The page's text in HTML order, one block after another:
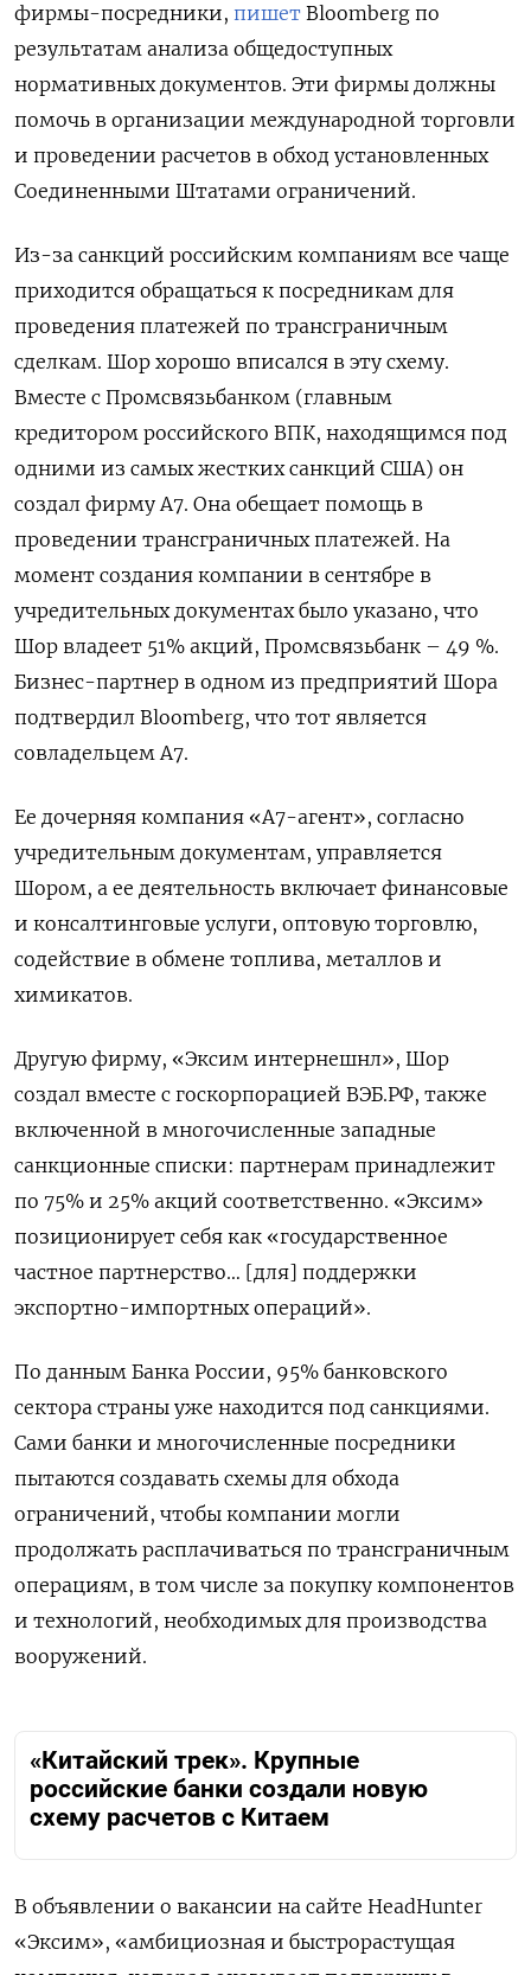
фирмы-посредники, пишет Bloomberg по
результатам анализа общедоступных
нормативных документов. Эти фирмы должны
помочь в организации международной торговли
и проведении расчетов в обход установленных
Соединенными Штатами ограничений.
Из-за санкций российским компаниям все чаще
приходится обращаться к посредникам для
проведения платежей по трансграничным
сделкам. Шор хорошо вписался в эту схему.
Вместе с Промсвязьбанком (главным
кредитором российского ВПК, находящимся под
одними из самых жестких санкций США) он
создал фирму A7. Она обещает помощь в
проведении трансграничных платежей. На
момент создания компании в сентябре в
учредительных документах было указано, что
Шор владеет 51% акций, Промсвязьбанк – 49 %.
Бизнес-партнер в одном из предприятий Шора
подтвердил Bloomberg, что тот является
совладельцем A7.
Ее дочерняя компания «А7-агент», согласно
учредительным документам, управляется
Шором, а ее деятельность включает финансовые
и консалтинговые услуги, оптовую торговлю,
содействие в обмене топлива, металлов и
химикатов.
Другую фирму, «Эксим интернешнл», Шор
создал вместе с госкорпорацией ВЭБ.РФ, также
включенной в многочисленные западные
санкционные списки: партнерам принадлежит
по 75% и 25% акций соответственно. «Эксим»
позиционирует себя как «государственное
частное партнерство… [для] поддержки
экспортно-импортных операций».
По данным Банка России, 95% банковского
сектора страны уже находится под санкциями.
Сами банки и многочисленные посредники
пытаются создавать схемы для обхода
ограничений, чтобы компании могли
продолжать расплачиваться по трансграничным
операциям, в том числе за покупку компонентов
и технологий, необходимых для производства
вооружений.
«Китайский трек». Крупные
российские банки создали новую
схему расчетов с Китаем
В объявлении о вакансии на сайте HeadHunter
«Эксим», «амбициозная и быстрорастущая